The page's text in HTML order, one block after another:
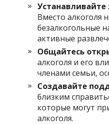
Вместо алкоголя
безалкогольные
активные
Общайтесь
алкоголя и его
членами семьи,
Создавайте
близким
которые могут
алкоголя.